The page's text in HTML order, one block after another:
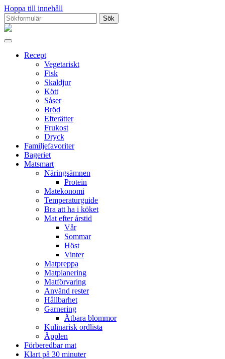
Hoppa till innehåll
Sök
efter:Proppmätt
Recept
Vegetariskt
Fisk
Skaldjur
Kött
Såser
Bröd
Efterätter
Frukost
Dryck
Familjefavoriter
Bageriet
Matsmart
Näringsämnen
Protein
Matekonomi
Temperaturguide
Bra att ha i köket
Mat efter årstid
Vår
Sommar
Höst
Vinter
Matpreppa
Matplanering
Matförvaring
Använd rester
Hållbarhet
Garnering
Ätbara blommor
Kulinarisk ordlista
Äpplen
Förberedbar mat
Klart på 30 minuter